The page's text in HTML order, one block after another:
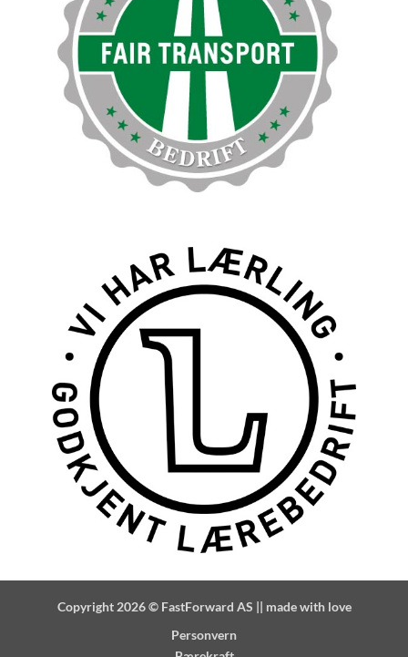
Copyright 2026 © FastForward AS || made with love
Personvern